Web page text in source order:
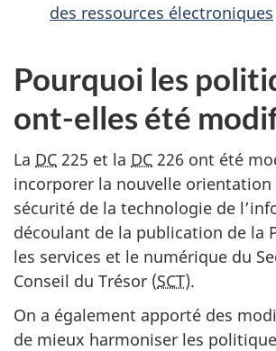
des ressources électroniques
Pourquoi les
ont-elles été
La DC 225 et la DC 226 ont été
incorporer la nouvelle
sécurité de la technologie de
découlant de la publication de la
les services et le numérique du
Conseil du Trésor (SCT).
On a également apporté des
de mieux harmoniser les